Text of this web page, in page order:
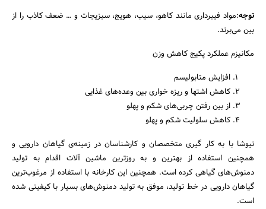
توجه:مواد فیبرداری مانند کاهو، سیب، هویج، سبزیجات و … ضعف کاذب را از
بین می‌برند.
مکانیزم عملکرد پکیج کاهش وزن
افزایش متابولیسم
کاهش اشتها و ریزه خواری بین وعده‌های غذایی
از بین رفتن چربی‌های شکم و پهلو
کاهش سلولیت شکم و پهلو
نیوشا با به کار گیری متخصصان و کارشناسان در زمینه‌ی گیاهان دارویی و
همچنین استفاده از بهترین و به روزترین ماشین آلات اقدام به تولید
دمنوش‌های گیاهی کرده است. همچنین این کارخانه با استفاده از مرغوب‌ترین
گیاهان دارویی در خط تولید، موفق به تولید دمنوش‌های بسیار با کیفیتی شده
است.